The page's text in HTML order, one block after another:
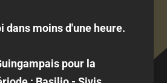
dans moins d'une heure.
pour la